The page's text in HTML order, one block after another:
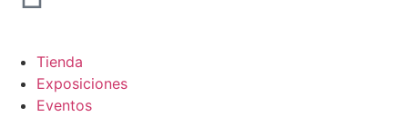
Tienda
Exposiciones
Eventos